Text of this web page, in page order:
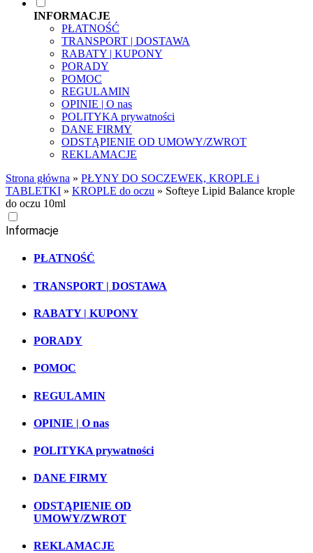
INFORMACJE
PŁATNOŚĆ
TRANSPORT | DOSTAWA
RABATY | KUPONY
PORADY
POMOC
REGULAMIN
OPINIE | O nas
POLITYKA prywatności
DANE FIRMY
ODSTĄPIENIE OD UMOWY/ZWROT
REKLAMACJE
Strona główna » PŁYNY DO SOCZEWEK, KROPLE i
TABLETKI » KROPLE do oczu » Softeye Lipid Balance krople
do oczu 10ml
Informacje
PŁATNOŚĆ
TRANSPORT | DOSTAWA
RABATY | KUPONY
PORADY
POMOC
REGULAMIN
OPINIE | O nas
POLITYKA prywatności
DANE FIRMY
ODSTĄPIENIE OD
UMOWY/ZWROT
REKLAMACJE